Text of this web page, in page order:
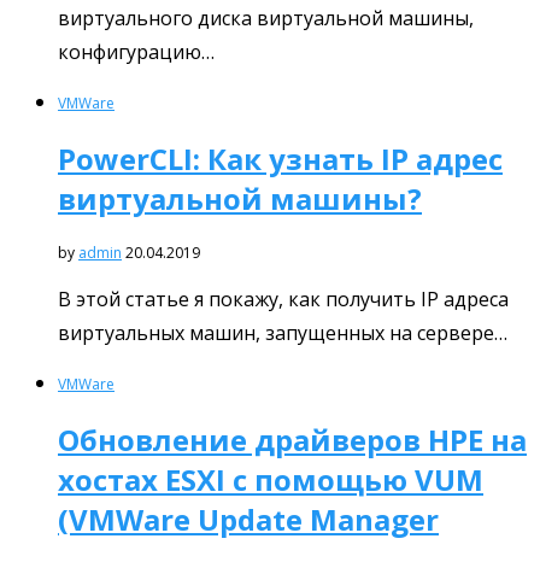
виртуального диска виртуальной машины,
конфигурацию…
VMWare
PowerCLI: Как узнать IP адрес
виртуальной машины?
by admin 20.04.2019
В этой статье я покажу, как получить IP адреса
виртуальных машин, запущенных на сервере…
VMWare
Обновление драйверов HPE на
хостах ESXI с помощью VUM
(VMWare Update Manager